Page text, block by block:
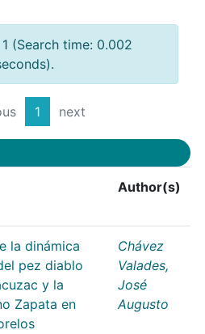
(Search time: 0.002
1 next
Author(s)
la dinámica
pez diablo
y la
Zapata en
Chávez
Valades,
José
Augusto